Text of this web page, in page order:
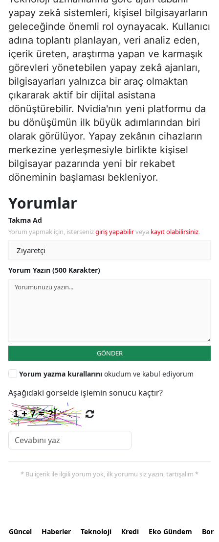
yapay zekâ sistemleri, kişisel bilgisayarların
geleceğinde önemli rol oynayacak. Kullanıcı
adına toplantı planlayan, veri analiz eden,
içerik üreten, araştırma yapan ve karmaşık
görevleri yönetebilen yapay zekâ ajanları,
bilgisayarları yalnızca bir araç olmaktan
çıkararak aktif bir dijital asistana
dönüştürebilir. Nvidia'nın yeni platformu da
bu dönüşümün ilk büyük adımlarından biri
olarak görülüyor. Yapay zekânın cihazların
merkezine yerleşmesiyle birlikte kişisel
bilgisayar pazarında yeni bir rekabet
döneminin başlaması bekleniyor.
Yorumlar
Takma Ad
Yorum yapmak için, istersenizgiriş yapabilirveya kayıt olabilirsiniz.
Yorum Yazın (500 Karakter)
GÖNDER
Yorum yazma kurallarını okudum ve kabul ediyorum
Aşağıdaki görselde işlemin sonucu kaçtır?
* Bu içerik ile ilgili yorum yok, ilk yorumu siz yazın, tartışalım *
Güncel Haberler Teknoloji Kredi Eko Gündem